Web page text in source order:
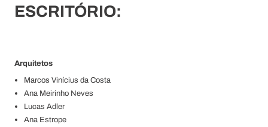
ESCRITÓRIO:
Arquitetos
Marcos Vinícius da Costa
Ana Meirinho Neves
Lucas Adler
Ana Estrope